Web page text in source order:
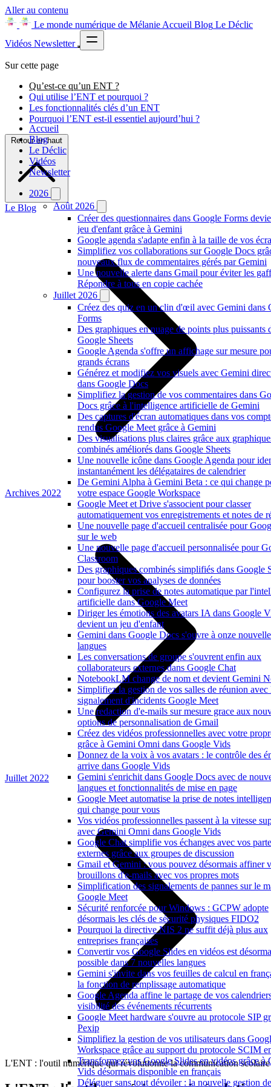
Aller au contenu
Le monde numérique de Mélanie Accueil Blog Le Déclic
Vidéos Newsletter
Accueil
Blog
Le Déclic
Vidéos
Newsletter
2026
Août 2026
Créer des questionnaires dans Google Forms
jeu d'enfant grâce à Gemini
Google agenda s'adapte enfin à la taille de vos
Simplifiez vos collaborations sur Google Docs
nouveaux flux de commentaires gérés par Gemini
Une nouvelle alerte dans Gmail pour éviter les
Répondre à tous en copie cachée
Juillet 2026
Créez des quiz en un clin d'œil avec Gemini dans
Forms
Des graphiques en nuage de points plus puissants
Google Sheets
Google Agenda s'offre un affichage sur mesure
grands écrans
Générez et modifiez vos visuels avec Gemini
dans Google Docs
Simplifiez la gestion de vos commentaires dans
Docs grâce à l'intelligence artificielle de Gemini
Des captures d'écran automatiques dans vos
rendus Google Meet grâce à Gemini
Des visualisations plus claires grâce aux
combinés améliorés dans Google Sheets
Une nouvelle icône dans Google Agenda pour
instantanément les délégataires de calendrier
De Gemini Alpha à Gemini Beta : ce qui change
votre espace Google Workspace
Google Meet et Drive s'associent pour classer
automatiquement vos enregistrements et notes de
Une nouvelle page d'accueil centralisée pour
sur le web
Une nouvelle page d'accueil personnalisée pour
Classroom
Des graphiques combinés simplifiés dans Google
pour booster vos analyses de données
Configurez la prise de notes automatique par
artificielle dans Google Meet
Diriger les émotions des avatars IA dans Google
devient un jeu d'enfant
Gemini dans Google Docs s'ouvre à onze
langues
Les conversations de groupe s'ouvrent enfin aux
collaborateurs externes dans Google Chat
NotebookLM change de nom et devient Gemini
Simplifiez la gestion de vos salles de réunion avec
signalement d'incidents Google Meet
Une redaction d'e-mails sur mesure grace aux
options de personnalisation de Gmail
Créez des vidéos professionnelles avec votre
grâce à Gemini Omni dans Google Vids
Donnez de la voix à vos avatars : le contrôle des
arrive dans Google Vids
Gemini s'enrichit dans Google Docs avec de
langues et fonctionnalités de mise en page
Google Meet automatise la prise de notes
qui change pour vous
Vos vidéos professionnelles passent à la vitesse
avec Gemini Omni dans Google Vids
Google Chat simplifie vos échanges avec vos
externes grâce aux groupes de discussion
Gmail et Gemini : vous pouvez désormais affiner
brouillons d'e-mails avec vos propres mots
Simplification des signalements de pannes sur le
Google Meet
Sécurité renforcée pour Windows : GCPW adopte
désormais les clés de sécurité physiques FIDO2
Pourquoi la directive NIS 2 ne suffit déjà plus aux
entreprises françaises
Convertir vos Google Slides en vidéos est
possible dans 7 nouvelles langues
Gemini s'invite dans vos feuilles de calcul en
la fonction de remplissage automatique
Google Agenda affine le partage de vos
visibilité des événements récurrents
Google Meet hardware s'ouvre au protocole SIP
Pexip
Simplifiez la gestion de vos utilisateurs dans
Workspace grâce au support du protocole SCIM
Transformez vos Google Slides en vidéos grâce à
Vids désormais disponible en français
Déléguer sans tout dévoiler : la nouvelle gestion
Sur cette page
Qu’est-ce qu’un ENT ?
Qui utilise l’ENT et pourquoi ?
Les fonctionnalités clés d’un ENT
Pourquoi l’ENT est-il essentiel aujourd’hui ?
Retour en haut
Le Blog
Archives 2022
Juillet 2022
L'ENT : l'outil numérique qui révolutionne la communication scolaire